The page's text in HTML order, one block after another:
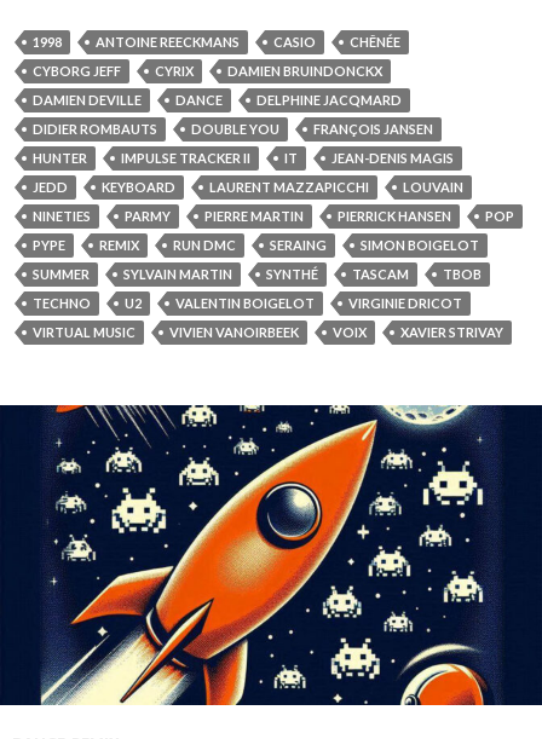
1998 ANTOINE REECKMANS CASIO
CHÊNÉE
CYBORG JEFF
CYRIX
DAMIEN BRUINDONCKX
DAMIEN DEVILLE
DANCE
DELPHINE JACQMARD
DIDIER ROMBAUTS
DOUBLE YOU
FRANÇOIS JANSEN
HUNTER
IMPULSE TRACKER II IT
JEAN-DENIS MAGIS
JEDD
KEYBOARD LAURENT MAZZAPICCHI
LOUVAIN
NINETIES
PARMY PIERRE MARTIN PIERRICK HANSEN
POP
PYPE
REMIX RUN DMC SERAING
SIMON BOIGELOT
SUMMER
SYLVAIN MARTIN SYNTHÉ TASCAM
TBOB
TECHNO
U2 VALENTIN BOIGELOT
VIRGINIE DRICOT
VIRTUAL MUSIC
VIVIEN VANOIRBEEK VOIX XAVIER STRIVAY